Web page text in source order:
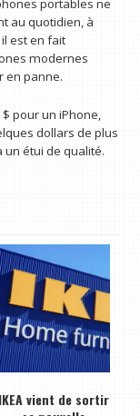
portables ne
au quotidien, à
est en fait
modernes
en panne.
pour un iPhone,
dollars de plus
étui de qualité.
IKEA vient de sortir